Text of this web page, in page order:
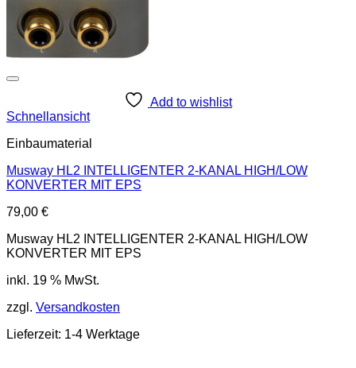
Add to wishlist
Schnellansicht
Einbaumaterial
Musway HL2 INTELLIGENTER 2-KANAL HIGH/LOW
KONVERTER MIT EPS
79,00 €
Musway HL2 INTELLIGENTER 2-KANAL HIGH/LOW
KONVERTER MIT EPS
inkl. 19 % MwSt.
zzgl. Versandkosten
Lieferzeit: 1-4 Werktage